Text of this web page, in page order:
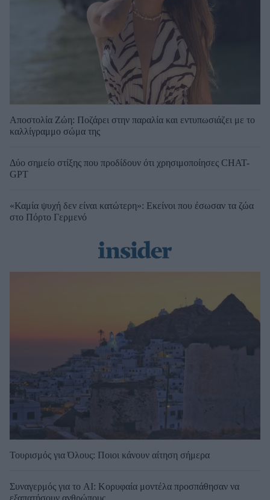
Αποστολία Ζώη: Ποζάρει στην παραλία και εντυπωσιάζει με το
καλλίγραμμο σώμα της
Δύο σημείο στίξης που προδίδουν ότι χρησιμοποίησες CHAT-
GPT
«Καμία ψυχή δεν είναι κατώτερη»: Εκείνοι που έσωσαν τα ζώα
στο Πόρτο Γερμενό
Τουρισμός για Όλους: Ποιοι κάνουν αίτηση σήμερα
Συναγερμός για το AI: Κορυφαία μοντέλα προσπάθησαν να
εξαπατήσουν ανθρώπους